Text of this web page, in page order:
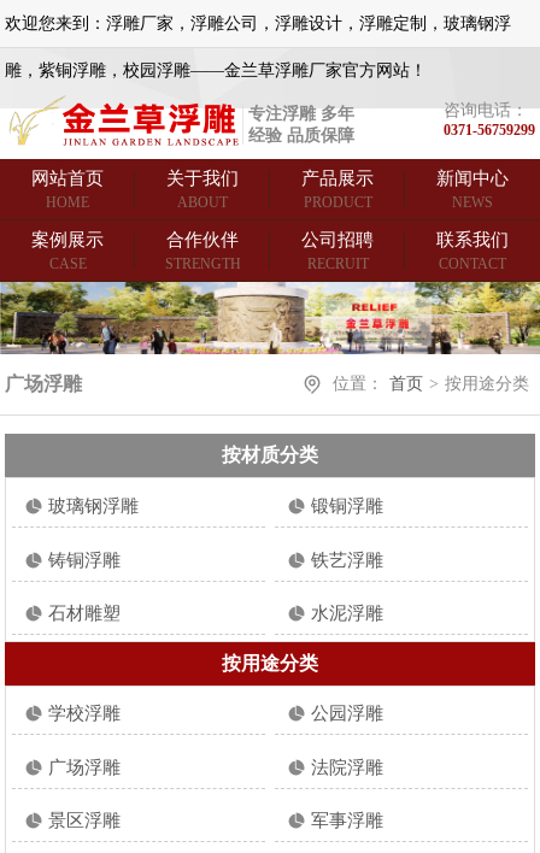
欢迎您来到：浮雕厂家，浮雕公司，浮雕设计，浮雕定制，玻璃钢浮
雕，紫铜浮雕，校园浮雕——金兰草浮雕厂家官方网站！
专注浮雕 多年
经验 品质保障
咨询电话：
0371-56759299
网站首页
HOME
关于我们
ABOUT
产品展示
PRODUCT
新闻中心
NEWS
案例展示
CASE
合作伙伴
STRENGTH
公司招聘
RECRUIT
联系我们
CONTACT
广场浮雕 位置： 首页 > 按用途分类
按材质分类
玻璃钢浮雕 锻铜浮雕
铸铜浮雕 铁艺浮雕
石材雕塑 水泥浮雕
按用途分类
学校浮雕 公园浮雕
广场浮雕 法院浮雕
景区浮雕 军事浮雕